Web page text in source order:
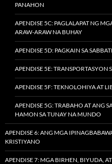
PANAHON
APENDISE 5C: PAGLALAPAT NG
ARAW-ARAW NA BUHAY
APENDISE 5D: PAGKAIN SA
APENDISE 5E: TRANSPORTASYON
APENDISE 5F: TEKNOLOHIYA AT
APENDISE 5G: TRABAHO AT ANG
HAMON SA TUNAY NA MUNDO
APENDISE 6: ANG MGA
KRISTIYANO
APENDISE 7: MGA BIRHEN, BIYUDA,